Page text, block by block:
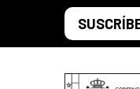
Skip to Main Content